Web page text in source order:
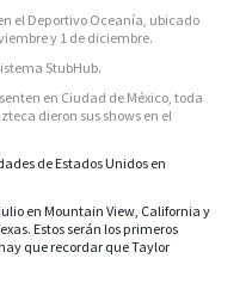
el Deportivo Oceanía, ubicado
y 1 de diciembre.
StubHub.
en Ciudad de México, toda
dieron sus shows en el
de Estados Unidos en
en Mountain View, California y
Estos serán los primeros
que recordar que Taylor